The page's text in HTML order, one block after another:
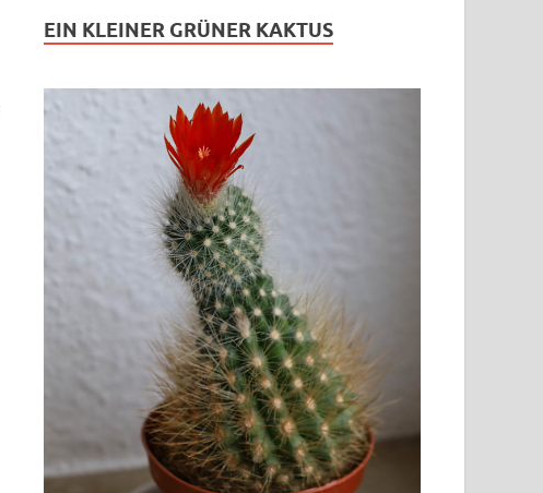
EIN KLEINER GRÜNER KAKTUS